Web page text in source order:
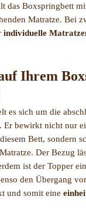
das Boxspringbett
Matratze. Bei
individuelle
Ihrem
es sich um die
Er bewirkt nicht nur
Bett, sondern
Der Bezug
ist der Topper
den Übergang
und somit eine